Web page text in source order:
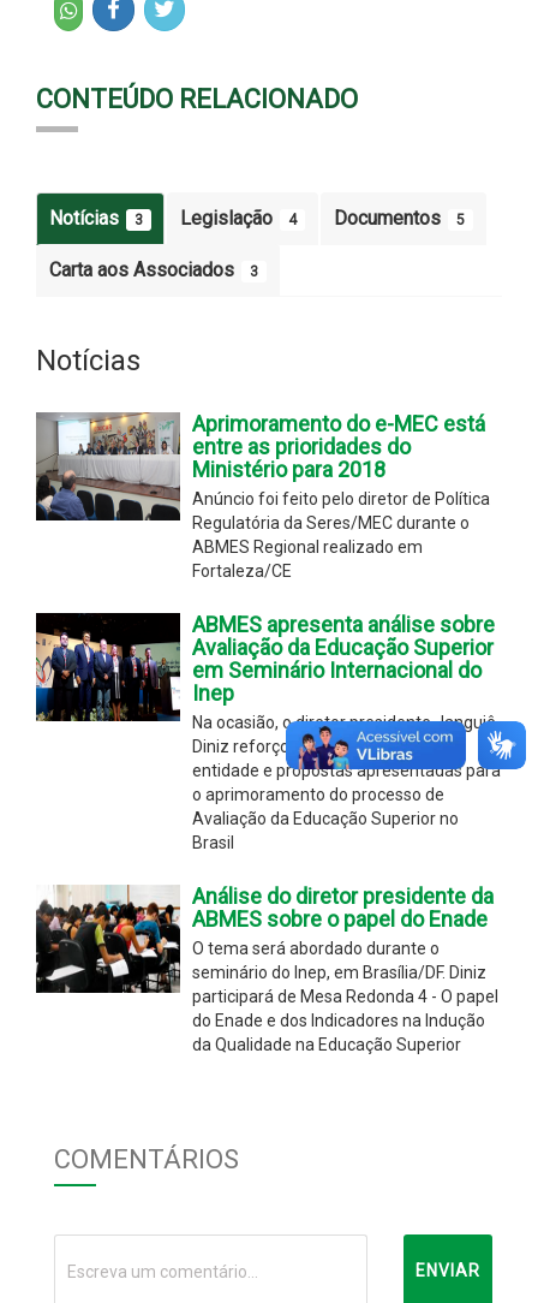
CONTEÚDO RELACIONADO
Notícias 3 Legislação 4 Documentos 5
Carta aos Associados 3
Notícias
Aprimoramento do e-MEC está
entre as prioridades do
Ministério para 2018
Anúncio foi feito pelo diretor de Política
Regulatória da Seres/MEC durante o
ABMES Regional realizado em
Fortaleza/CE
ABMES apresenta análise sobre
Avaliação da Educação Superior
em Seminário Internacional do
Inep
Na ocasião, o diretor presidente Janguiê
Diniz reforçou a contribuição da
entidade e propostas apresentadas para
o aprimoramento do processo de
Avaliação da Educação Superior no
Brasil
Análise do diretor presidente da
ABMES sobre o papel do Enade
O tema será abordado durante o
seminário do Inep, em Brasília/DF. Diniz
participará de Mesa Redonda 4 - O papel
do Enade e dos Indicadores na Indução
da Qualidade na Educação Superior
COMENTÁRIOS